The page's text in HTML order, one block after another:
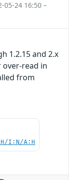
05-24 16:50 –
1.2.15 and 2.x
over-read in
from
I:N/A:H